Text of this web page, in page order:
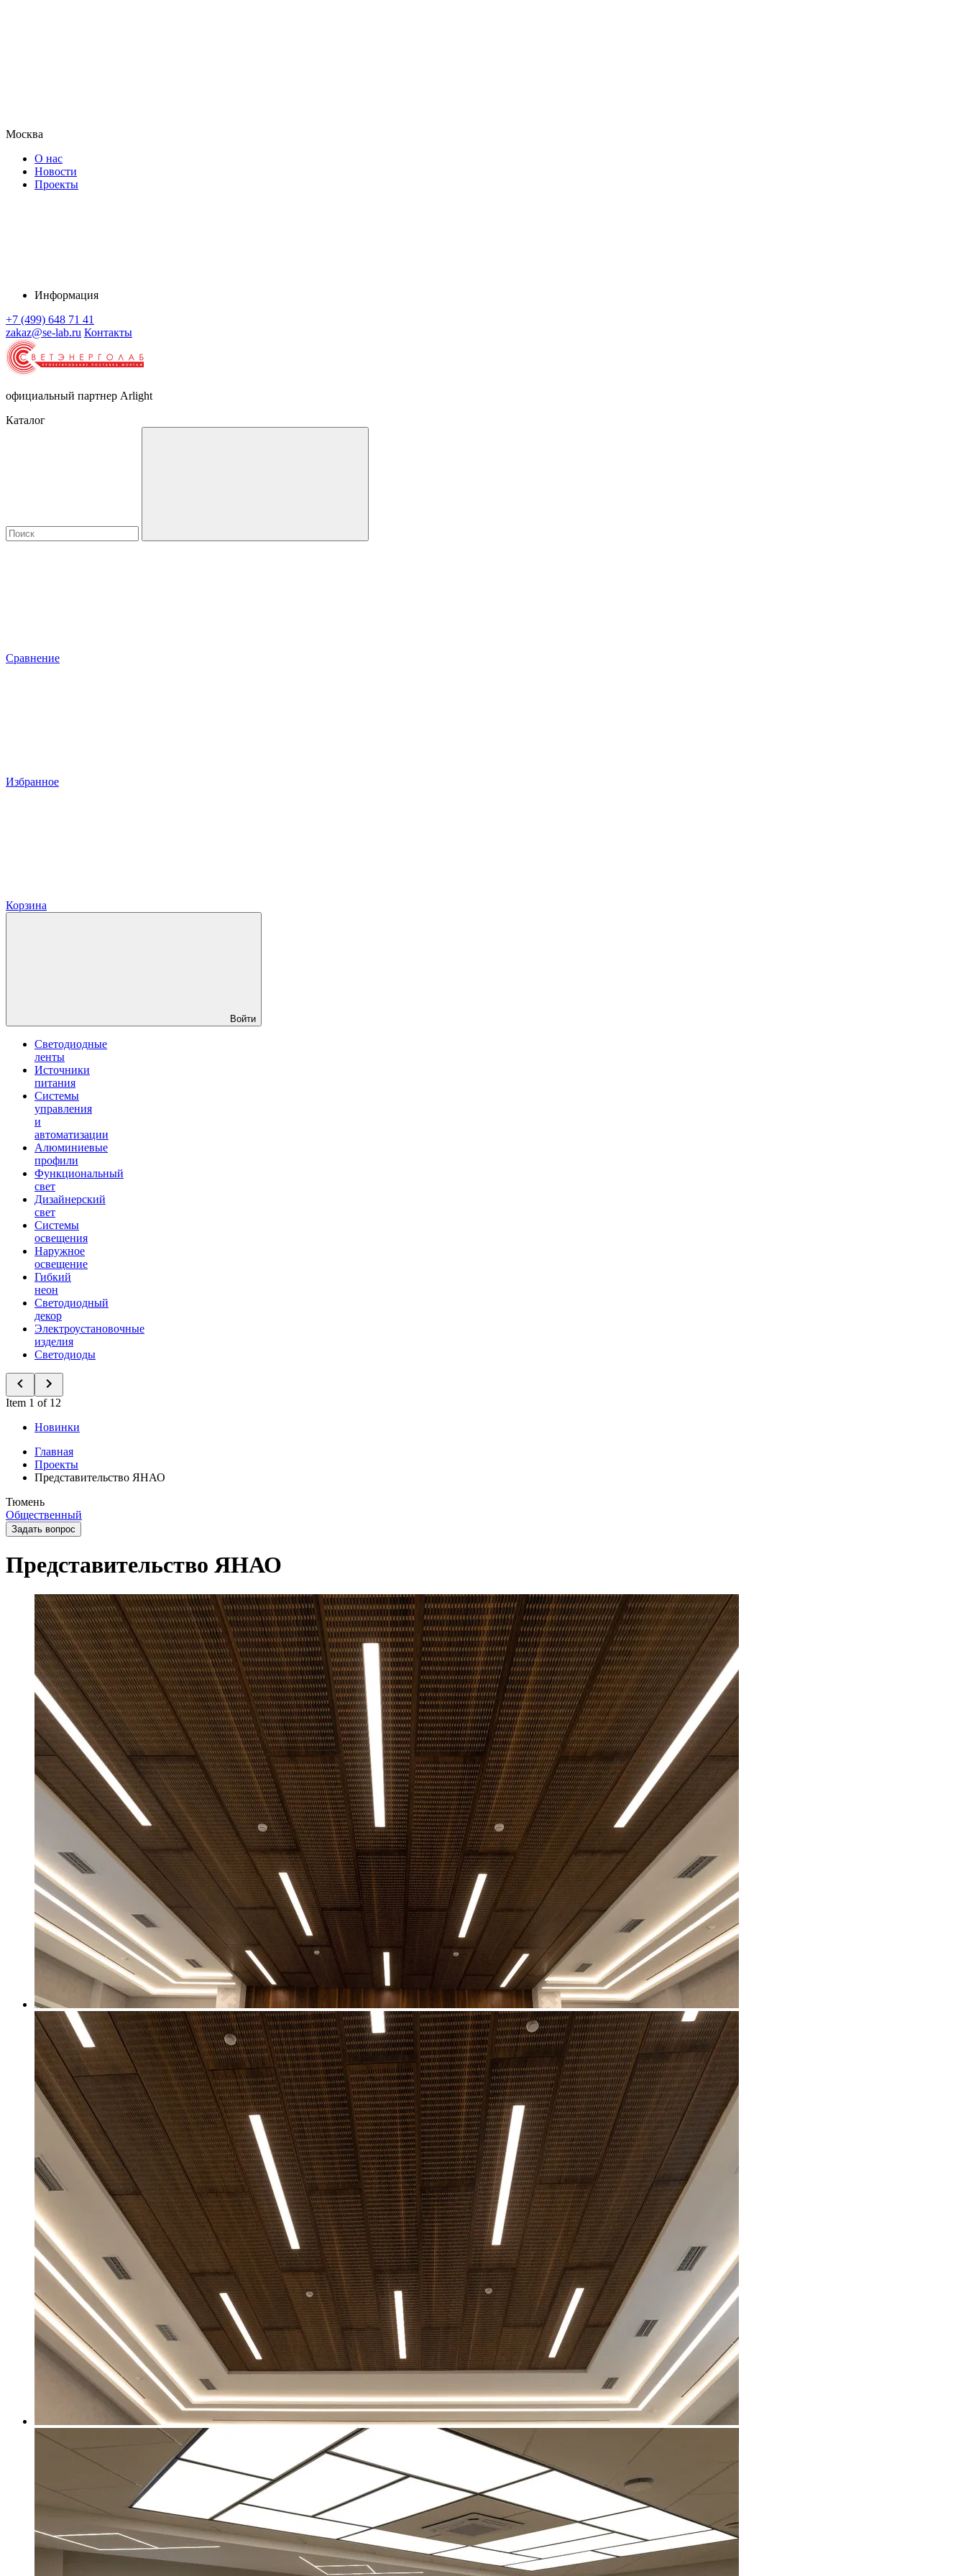
Москва
О нас
Новости
Проекты
Информация
+7 (499) 648 71 41
zakaz@se-lab.ru Контакты
официальный партнер Arlight
Каталог
Сравнение
Избранное
Корзина
Войти
Светодиодные
ленты
Источники
питания
Системы
управления
и
автоматизации
Алюминиевые
профили
Функциональный
свет
Дизайнерский
свет
Системы
освещения
Наружное
освещение
Гибкий
неон
Светодиодный
декор
Электроустановочные
изделия
Светодиоды
Item 1 of 12
Новинки
Главная
Проекты
Представительство ЯНАО
Тюмень
Общественный
Задать вопрос
Представительство ЯНАО